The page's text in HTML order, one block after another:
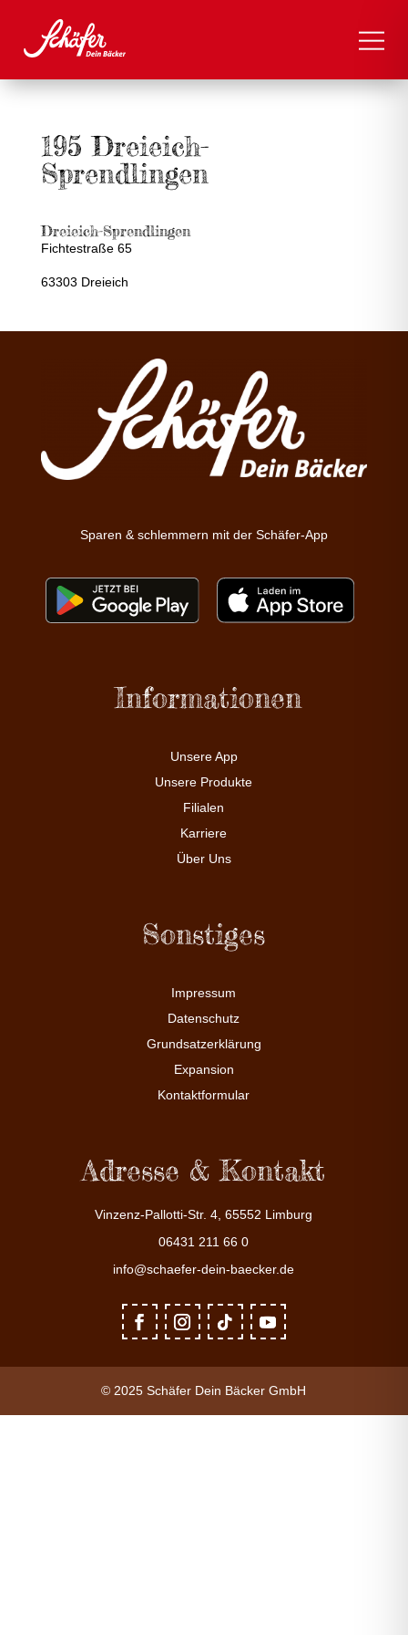
195 Dreieich-
Sprendlingen
Dreieich-Sprendlingen
Fichtestraße 65
63303 Dreieich
Sparen & schlemmern mit der Schäfer-App
Informationen
Unsere App
Unsere Produkte
Filialen
Karriere
Über Uns
Sonstiges
Impressum
Datenschutz
Grundsatzerklärung
Expansion
Kontaktformular
Adresse & Kontakt
Vinzenz-Pallotti-Str. 4, 65552 Limburg
06431 211 66 0
info@schaefer-dein-baecker.de
© 2025 Schäfer Dein Bäcker GmbH